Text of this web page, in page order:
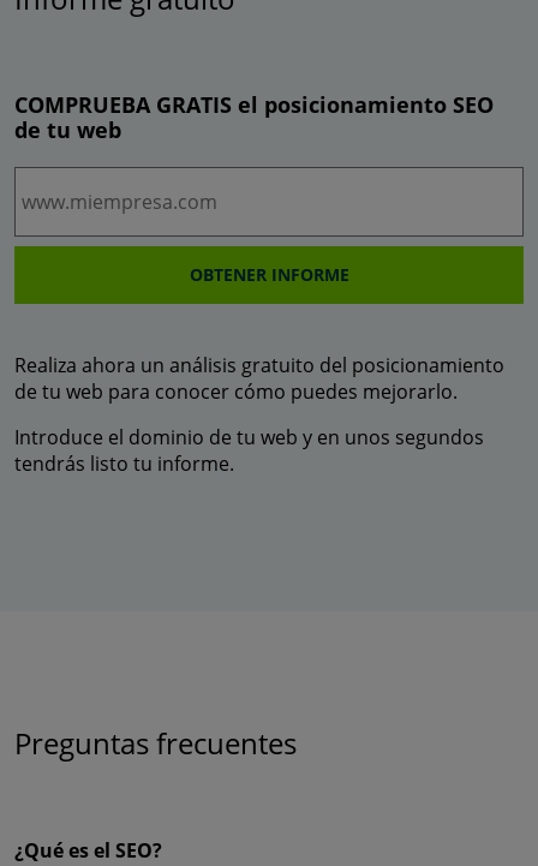
COMPRUEBA GRATIS el posicionamiento SEO
de tu web
OBTENER INFORME
Realiza ahora un análisis gratuito del posicionamiento
de tu web para conocer cómo puedes mejorarlo.
Introduce el dominio de tu web y en unos segundos
tendrás listo tu informe.
Preguntas frecuentes
¿Qué es el SEO?